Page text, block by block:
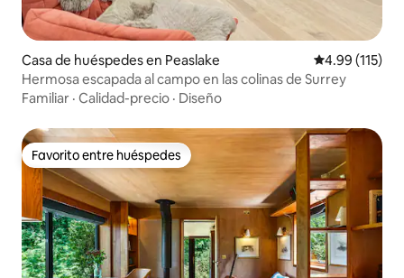
Casa de huéspedes en Peaslake Calificación
4.99 (115)
Hermosa escapada al campo en las colinas de Surrey
Familiar · Calidad-precio · Diseño
Favorito entre huéspedes
Favorito entre huéspedes